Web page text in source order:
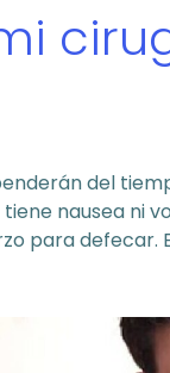
del
nausea ni
para defecar.